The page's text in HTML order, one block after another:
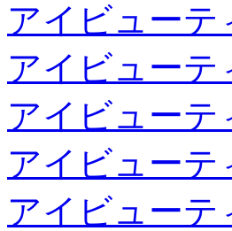
アイビュー
アイビュー
アイビュー
アイビュー
アイビュー